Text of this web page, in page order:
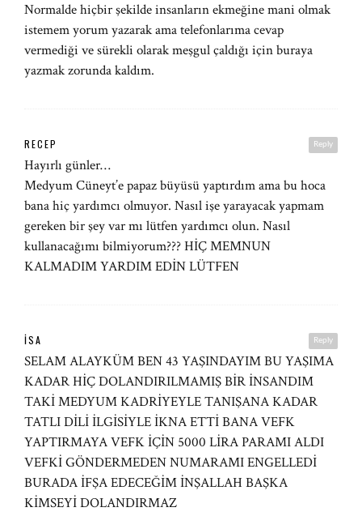
Normalde hiçbir şekilde insanların ekmeğine mani olmak
istemem yorum yazarak ama telefonlarıma cevap
vermediği ve sürekli olarak meşgul çaldığı için buraya
yazmak zorunda kaldım.
Reply
RECEP
Hayırlı günler…
Medyum Cüneyt’e papaz büyüsü yaptırdım ama bu hoca
bana hiç yardımcı olmuyor. Nasıl işe yarayacak yapmam
gereken bir şey var mı lütfen yardımcı olun. Nasıl
kullanacağımı bilmiyorum??? HİÇ MEMNUN
KALMADIM YARDIM EDİN LÜTFEN
Reply
İSA
SELAM ALAYKÜM BEN 43 YAŞINDAYIM BU YAŞIMA
KADAR HİÇ DOLANDIRILMAMIŞ BİR İNSANDIM
TAKİ MEDYUM KADRİYEYLE TANIŞANA KADAR
TATLI DİLİ İLGİSİYLE İKNA ETTİ BANA VEFK
YAPTIRMAYA VEFK İÇİN 5000 LİRA PARAMI ALDI
VEFKİ GÖNDERMEDEN NUMARAMI ENGELLEDİ
BURADA İFŞA EDECEĞİM İNŞALLAH BAŞKA
KİMSEYİ DOLANDIRMAZ